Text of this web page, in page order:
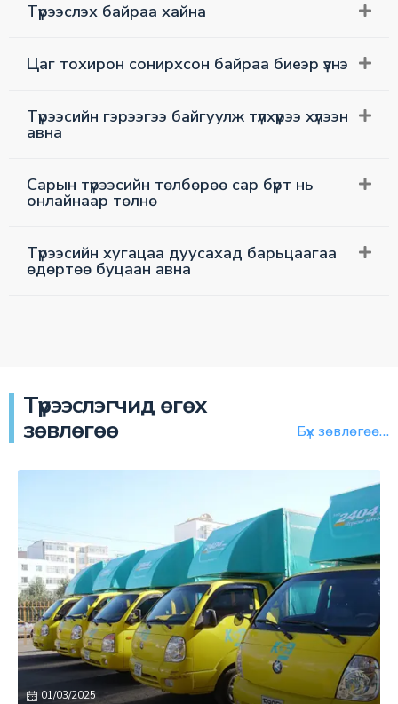
Түрээслэх байраа хайна
Цаг тохирон сонирхсон байраа биеэр үзнэ
Түрээсийн гэрээгээ байгуулж түлхүүрээ хүлээн
авна
Сарын түрээсийн төлбөрөө сар бүрт нь
онлайнаар төлнө
Түрээсийн хугацаа дуусахад барьцаагаа
өдөртөө буцаан авна
Түрээслэгчид өгөх
зөвлөгөө
Бүх зөвлөгөө…
01/03/2025